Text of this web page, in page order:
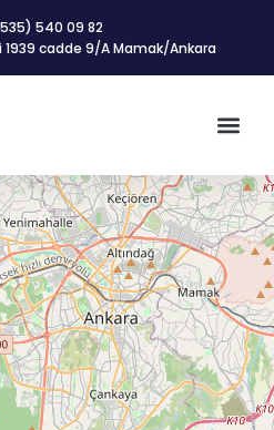
540 09 82
1939 cadde 9/A Mamak/Ankara